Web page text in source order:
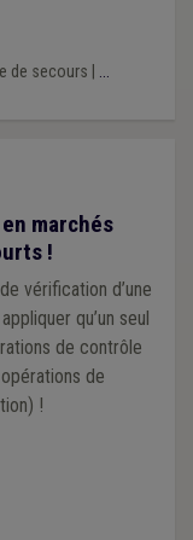
de secours ...
marchés
!
vérification d’une
qu’un seul
de contrôle
de
!